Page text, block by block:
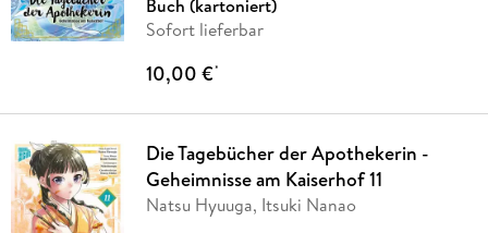
Buch (kartoniert)
Sofort lieferbar
10,00 €*
Die Tagebücher der Apothekerin -
Geheimnisse am Kaiserhof 11
Natsu Hyuuga, Itsuki Nanao